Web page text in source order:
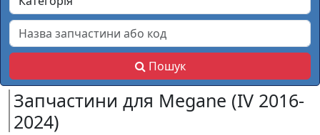
Пошук
Запчастини для Megane (IV 2016-
2024)